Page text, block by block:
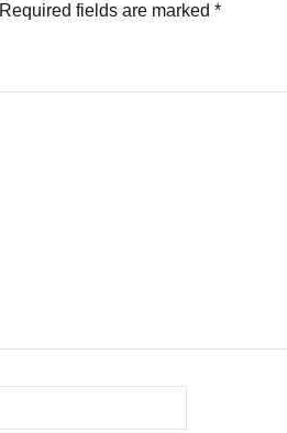
Required fields are marked *